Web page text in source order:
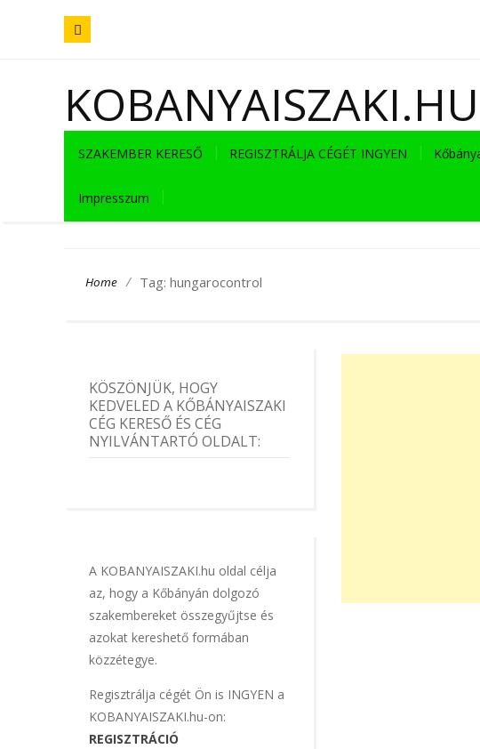
KOBANYAISZAKI.HU
SZAKEMBER KERESŐ REGISZTRÁLJA CÉGÉT INGYEN
Impresszum
Home / Tag: hungarocontrol
KÖSZÖNJÜK, HOGY
KEDVELED A KŐBÁNYAISZAKI
CÉG KERESŐ ÉS CÉG
NYILVÁNTARTÓ OLDALT:
A KOBANYAISZAKI.hu oldal célja
az, hogy a Kőbányán dolgozó
szakembereket összegyűjtse és
azokat kereshető formában
közzétegye.
Regisztrálja cégét Ön is INGYEN a
KOBANYAISZAKI.hu-on:
REGISZTRÁCIÓ